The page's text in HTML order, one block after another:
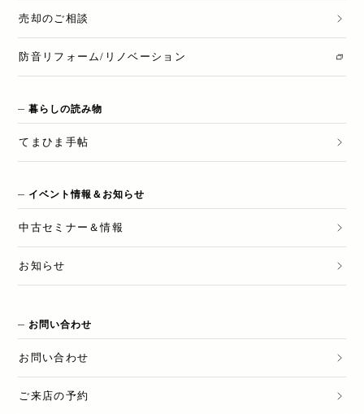
売却のご相談
防音リフォーム/リノベーション
暮らしの読み物
てまひま手帖
イベント情報＆お知らせ
中古セミナー＆情報
お知らせ
お問い合わせ
お問い合わせ
ご来店の予約